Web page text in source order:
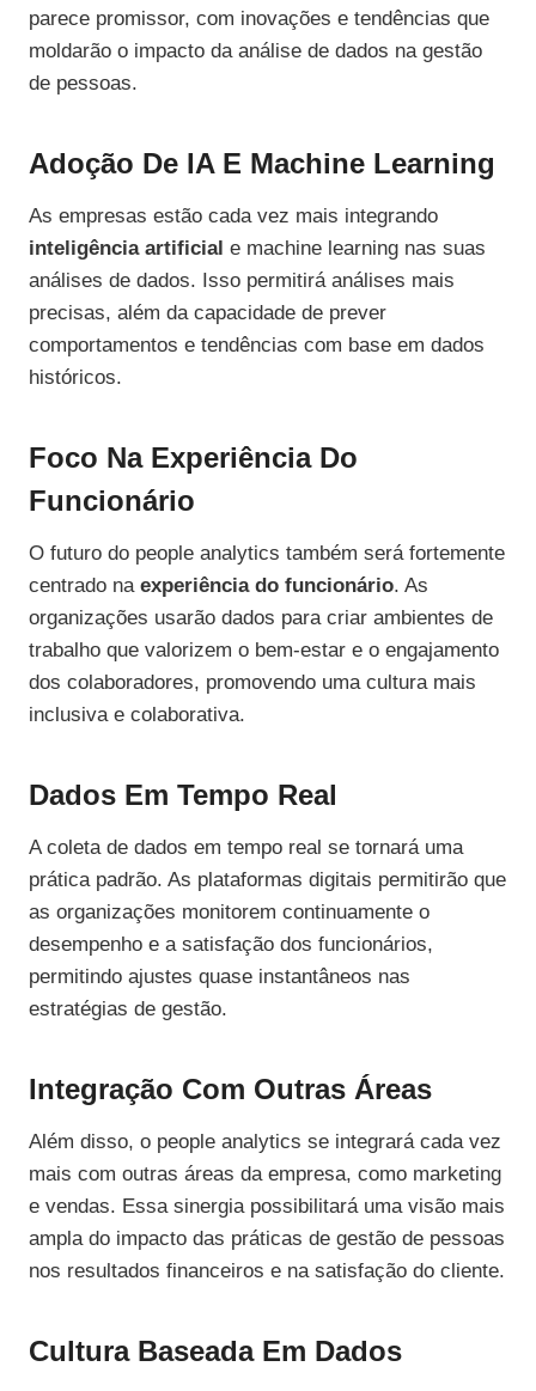
parece promissor, com inovações e tendências que
moldarão o impacto da análise de dados na gestão
de pessoas.
Adoção De IA E Machine Learning
As empresas estão cada vez mais integrando
inteligência artificial e machine learning nas suas
análises de dados. Isso permitirá análises mais
precisas, além da capacidade de prever
comportamentos e tendências com base em dados
históricos.
Foco Na Experiência Do
Funcionário
O futuro do people analytics também será fortemente
centrado na experiência do funcionário. As
organizações usarão dados para criar ambientes de
trabalho que valorizem o bem-estar e o engajamento
dos colaboradores, promovendo uma cultura mais
inclusiva e colaborativa.
Dados Em Tempo Real
A coleta de dados em tempo real se tornará uma
prática padrão. As plataformas digitais permitirão que
as organizações monitorem continuamente o
desempenho e a satisfação dos funcionários,
permitindo ajustes quase instantâneos nas
estratégias de gestão.
Integração Com Outras Áreas
Além disso, o people analytics se integrará cada vez
mais com outras áreas da empresa, como marketing
e vendas. Essa sinergia possibilitará uma visão mais
ampla do impacto das práticas de gestão de pessoas
nos resultados financeiros e na satisfação do cliente.
Cultura Baseada Em Dados